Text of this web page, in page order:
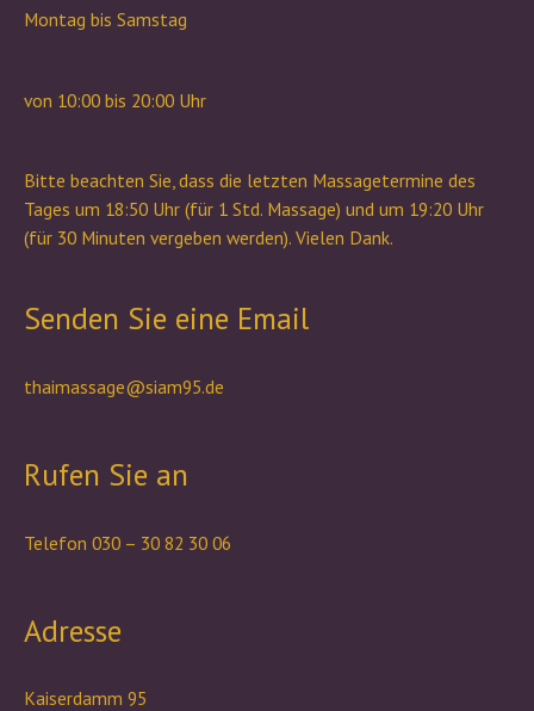
Montag bis Samstag
von 10:00 bis 20:00 Uhr
Bitte beachten Sie, dass die letzten Massagetermine des
Tages um 18:50 Uhr (für 1 Std. Massage) und um 19:20 Uhr
(für 30 Minuten vergeben werden). Vielen Dank.
Senden Sie eine Email
thaimassage@siam95.de
Rufen Sie an
Telefon 030 – 30 82 30 06
Adresse
Kaiserdamm 95